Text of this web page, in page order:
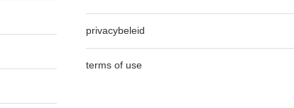
privacybeleid
terms of use